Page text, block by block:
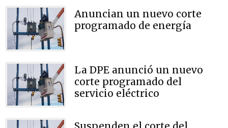
Anuncian un nuevo corte
programado de energía
La DPE anunció un nuevo
corte programado del
servicio eléctrico